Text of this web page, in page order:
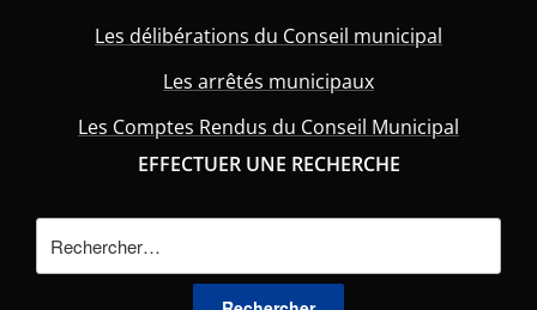
Les délibérations du Conseil municipal
Les arrêtés municipaux
Les Comptes Rendus du Conseil Municipal
EFFECTUER UNE RECHERCHE